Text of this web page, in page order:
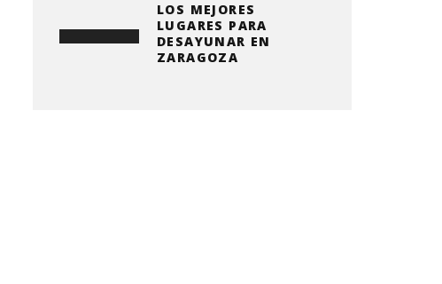
LOS MEJORES
LUGARES PARA
DESAYUNAR EN
ZARAGOZA